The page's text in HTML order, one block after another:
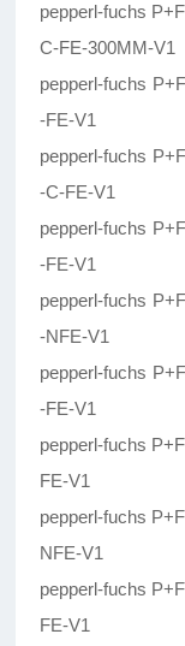
pepperl-fuchs
C-FE-300MM-V1
pepperl-fuchs
-FE-V1
pepperl-fuchs
-C-FE-V1
pepperl-fuchs
-FE-V1
pepperl-fuchs
-NFE-V1
pepperl-fuchs
-FE-V1
pepperl-fuchs
FE-V1
pepperl-fuchs
NFE-V1
pepperl-fuchs
FE-V1